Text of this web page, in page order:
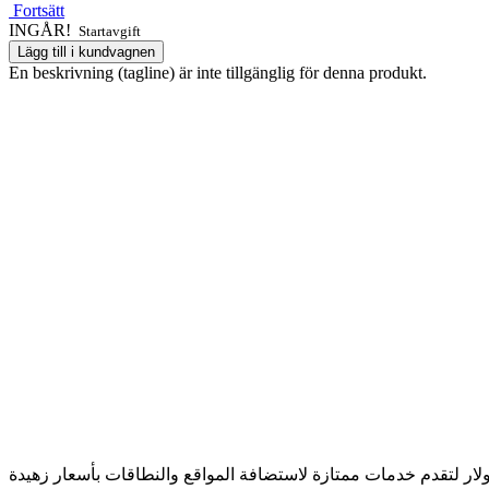
Fortsätt
INGÅR! Startavgift
Lägg till i kundvagnen
En beskrivning (tagline) är inte tillgänglig för denna produkt.